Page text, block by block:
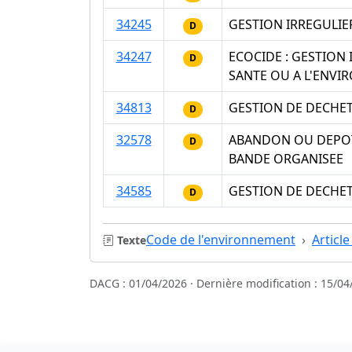
34245
D
GESTION
34247
D
ECOCIDE : GESTION
SANTE OU A
34813
D
GESTION DE
32578
D
ABANDON OU
BANDE ORGANISEE
34585
D GESTION DE
TexteCode de l'environnement Article
DACG : 01/04/2026 · Dernière modification : 15/